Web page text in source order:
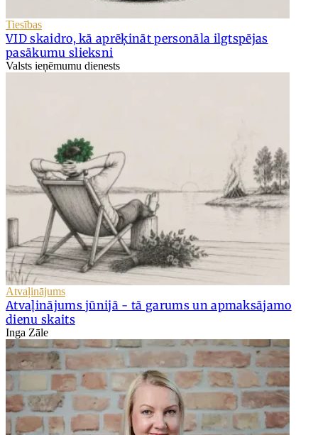
Tiesības
VID skaidro, kā aprēķināt personāla ilgtspējas
pasākumu slieksni
Valsts ieņēmumu dienests
Atvaļinājums
Atvaļinājums jūnijā - tā garums un apmaksājamo
dienu skaits
Inga Zāle